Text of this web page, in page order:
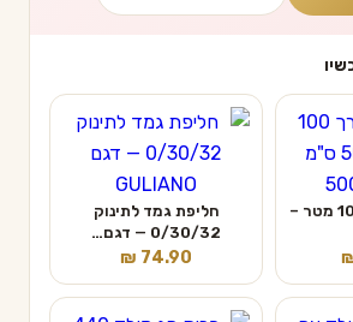
רול יוטה באורך 100 מטר –
חליפת גמד לתינוק
0/30/32 — דגם…
₪ 74.90